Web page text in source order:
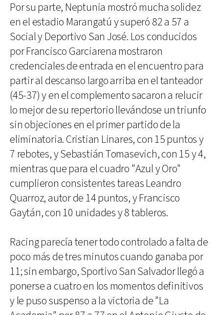
Por su parte, Neptunia mostró mucha solidez
en el estadio Marangatú y superó 82 a 57 a
Social y Deportivo San José. Los conducidos
por Francisco Garciarena mostraron
credenciales de entrada en el encuentro para
partir al descanso largo arriba en el tanteador
(45-37) y en el complemento sacaron a relucir
lo mejor de su repertorio llevándose un triunfo
sin objeciones en el primer partido de la
eliminatoria. Cristian Linares, con 15 puntos y
7 rebotes, y Sebastián Tomasevich, con 15 y 4,
mientras que para el cuadro "Azul y Oro"
cumplieron consistentes tareas Leandro
Quarroz, autor de 14 puntos, y Francisco
Gaytán, con 10 unidades y 8 tableros.
Racing parecía tener todo controlado a falta de
poco más de tres minutos cuando ganaba por
11; sin embargo, Sportivo San Salvador llegó a
ponerse a cuatro en los momentos definitivos
y le puso suspenso a la victoria de "La